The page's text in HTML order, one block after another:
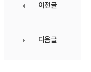
이전글
다음글